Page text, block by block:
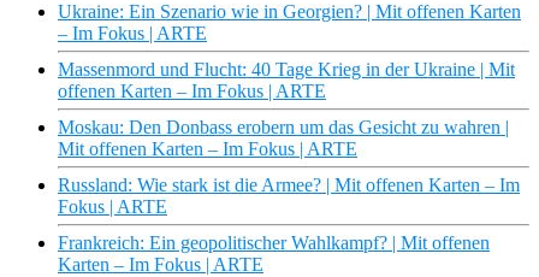
Ukraine: Ein Szenario wie in Georgien? | Mit offenen Karten
– Im Fokus | ARTE
Massenmord und Flucht: 40 Tage Krieg in der Ukraine | Mit
offenen Karten – Im Fokus | ARTE
Moskau: Den Donbass erobern um das Gesicht zu wahren |
Mit offenen Karten – Im Fokus | ARTE
Russland: Wie stark ist die Armee? | Mit offenen Karten – Im
Fokus | ARTE
Frankreich: Ein geopolitischer Wahlkampf? | Mit offenen
Karten – Im Fokus | ARTE